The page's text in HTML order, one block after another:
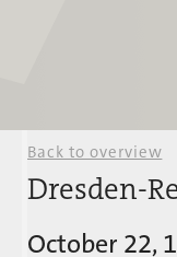
Back to overview
Dresden-
October 22,